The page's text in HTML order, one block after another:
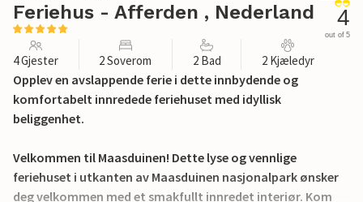
Feriehus - Afferden , Nederland 4
out of 5
4 Gjester 2 Soverom 2 Bad 2 Kjæledyr
Opplev en avslappende ferie i dette innbydende og
komfortabelt innredede feriehuset med idyllisk
beliggenhet.
Velkommen til Maasduinen! Dette lyse og vennlige
feriehuset i utkanten av Maasduinen nasjonalpark ønsker
deg velkommen med et smakfullt innredet interiør. Kom